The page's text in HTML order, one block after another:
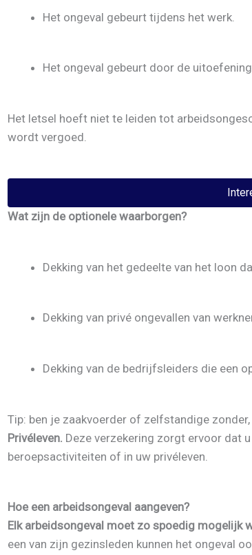
Het ongeval gebeurt tijdens het werk.
Het ongeval gebeurt door de
Het letsel hoeft niet te leiden tot
wordt vergoed.
Wat zijn de optionele waarborgen?
Dekking van het gedeelte van het loon
Dekking van privé ongevallen van
Dekking van de bedrijfsleiders die een
Tip: ben je zaakvoerder of zelfstandige
Privéleven. Deze verzekering zorgt ervoor dat
beroepsactiviteiten of in uw privéleven.
Hoe een arbeidsongeval aangeven?
Elk arbeidsongeval moet zo spoedig mogelijk
een van zijn gezinsleden kunnen het ongeval